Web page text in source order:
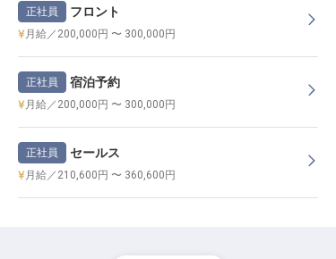
正社員 フロント
月給／200,000円 〜 300,000円
正社員 宿泊予約
月給／200,000円 〜 300,000円
正社員 セールス
月給／210,600円 〜 360,600円